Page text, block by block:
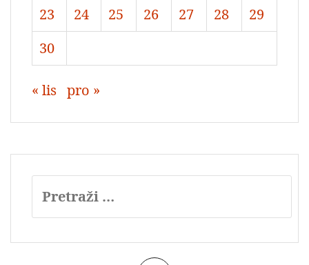
23
24 25 26 27 28
29
30
« lis pro »